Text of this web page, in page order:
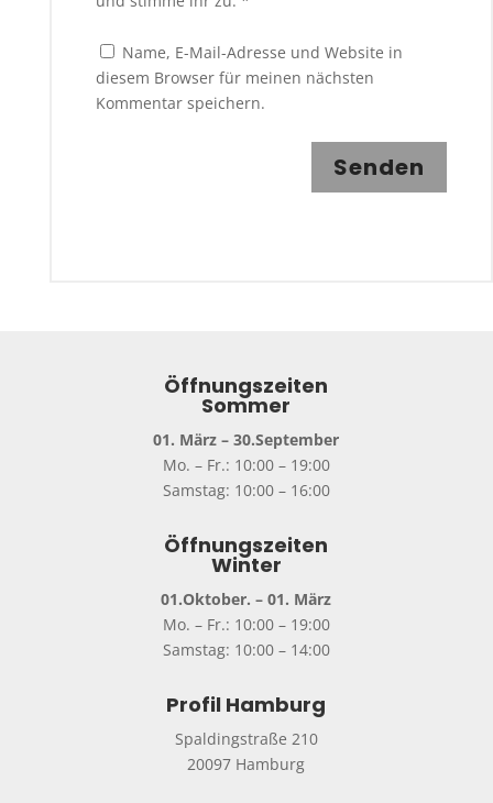
Name, E-Mail-Adresse und Website in
diesem Browser für meinen nächsten
Kommentar speichern.
Senden
Öffnungszeiten
Sommer
01. März – 30.September
Mo. – Fr.: 10:00 – 19:00
Samstag: 10:00 – 16:00
Öffnungszeiten
Winter
01.Oktober. – 01. März
Mo. – Fr.: 10:00 – 19:00
Samstag: 10:00 – 14:00
Profil Hamburg
Spaldingstraße 210
20097 Hamburg